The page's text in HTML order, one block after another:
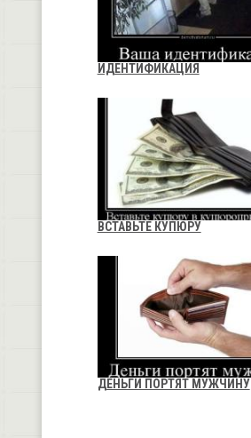
ИДЕНТИФИКАЦИЯ
ВСТАВЬТЕ КУПЮРУ
ДЕНЬГИ ПОРТЯТ МУЖЧИНУ